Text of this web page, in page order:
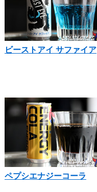
ビーストアイ サファイア
ペプシエナジーコーラ